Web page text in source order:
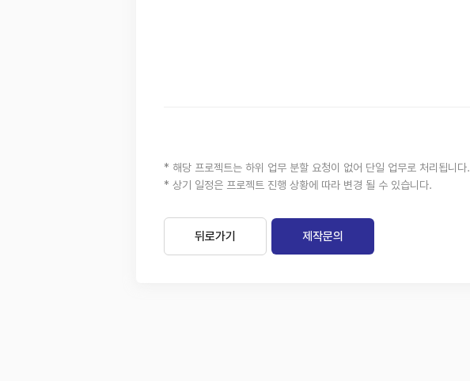
* 해당 프로젝트는 하위 업무 분할 요청이 없어 단일 업무로 처리됩니다.
* 상기 일정은 프로젝트 진행 상황에 따라 변경 될 수 있습니다.
뒤로가기 제작문의